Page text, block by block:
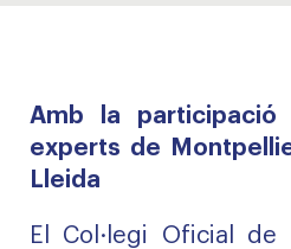
Amb la participació
experts de
Lleida
El Col·legi Oficial